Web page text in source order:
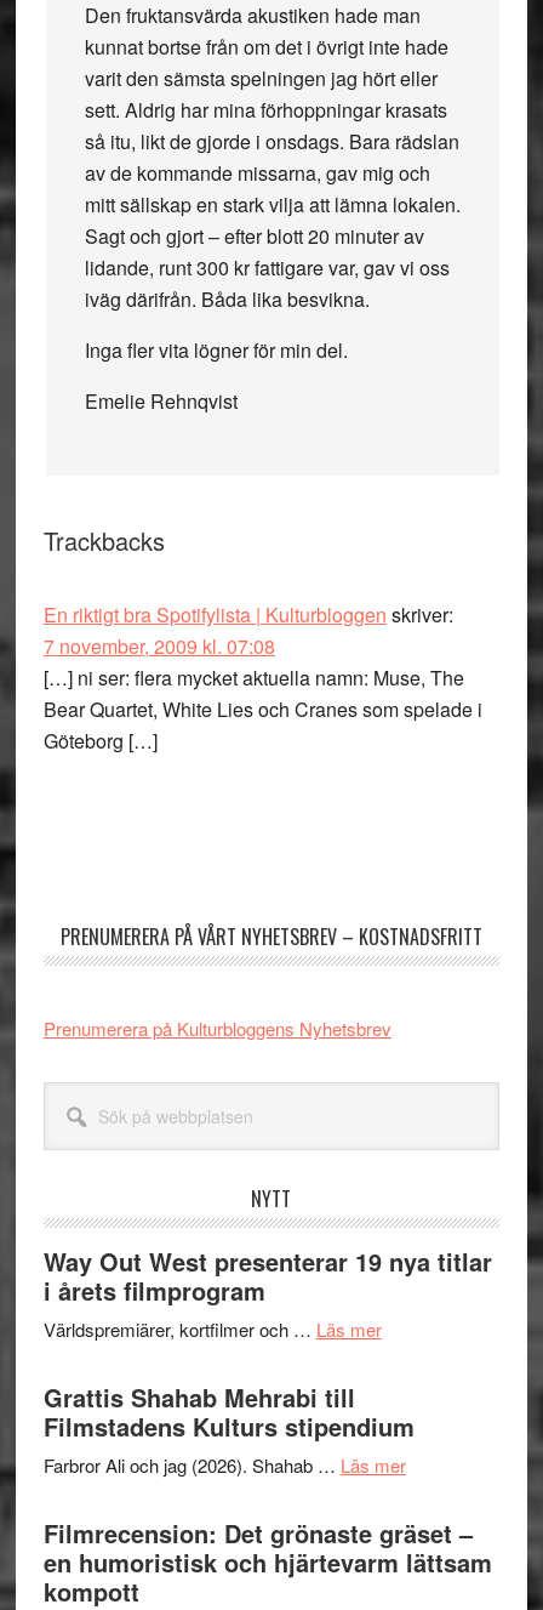
Den fruktansvärda akustiken hade man
kunnat bortse från om det i övrigt inte hade
varit den sämsta spelningen jag hört eller
sett. Aldrig har mina förhoppningar krasats
så itu, likt de gjorde i onsdags. Bara rädslan
av de kommande missarna, gav mig och
mitt sällskap en stark vilja att lämna lokalen.
Sagt och gjort – efter blott 20 minuter av
lidande, runt 300 kr fattigare var, gav vi oss
iväg därifrån. Båda lika besvikna.
Inga fler vita lögner för min del.
Emelie Rehnqvist
Trackbacks
En riktigt bra Spotifylista | Kulturbloggen skriver:
7 november, 2009 kl. 07:08
[…] ni ser: flera mycket aktuella namn: Muse, The
Bear Quartet, White Lies och Cranes som spelade i
Göteborg […]
PRENUMERERA PÅ VÅRT NYHETSBREV – KOSTNADSFRITT
Prenumerera på Kulturbloggens Nyhetsbrev
webbplatsen
NYTT
Way Out West presenterar 19 nya titlar
i årets filmprogram
Världspremiärer, kortfilmer och … Läs merom
presenterar
19
titlar
i
Grattis Shahab Mehrabi till
Filmstadens Kulturs stipendium
Farbror Ali och jag (2026). Shahab … Läs merom
Shahab
Mehrabi
till
Filmrecension: Det grönaste gräset –
en humoristisk och hjärtevarm lättsam
kompott